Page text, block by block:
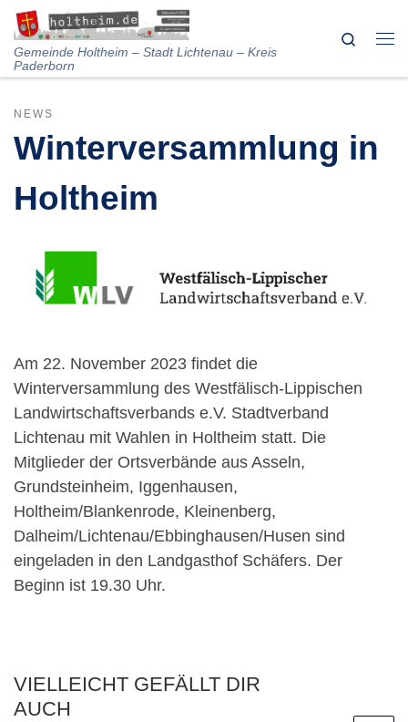
Skip to content
Gemeinde Holtheim – Stadt Lichtenau – Kreis
Paderborn
Search
NEWS
Winterversammlung in
Holtheim
Am 22. November 2023 findet die
Winterversammlung des Westfälisch-Lippischen
Landwirtschaftsverbands e.V. Stadtverband
Lichtenau mit Wahlen in Holtheim statt. Die
Mitglieder der Ortsverbände aus Asseln,
Grundsteinheim, Iggenhausen,
Holtheim/Blankenrode, Kleinenberg,
Dalheim/Lichtenau/Ebbinghausen/Husen sind
eingeladen in den Landgasthof Schäfers. Der
Beginn ist 19.30 Uhr.
VIELLEICHT GEFÄLLT DIR
AUCH